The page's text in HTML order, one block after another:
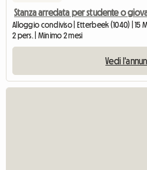
Stanza arredata per studente o
Alloggio condiviso | Etterbeek (1040) | 15
2 pers. | Minimo 2 mesi
Vedi